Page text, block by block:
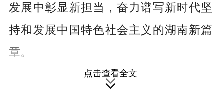
发展中彰显新担当，奋力谱写新时代坚
持和发展中国特色社会主义的湖南新篇
章。
在湖南考察时的讲话（2020年9月
点击查看全文
